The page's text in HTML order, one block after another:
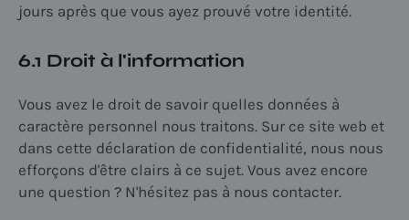
jours après que vous ayez prouvé votre identité.
6.1 Droit à l'information
Vous avez le droit de savoir quelles données à
caractère personnel nous traitons. Sur ce site web et
dans cette déclaration de confidentialité, nous nous
efforçons d'être clairs à ce sujet. Vous avez encore
une question ? N'hésitez pas à nous contacter.